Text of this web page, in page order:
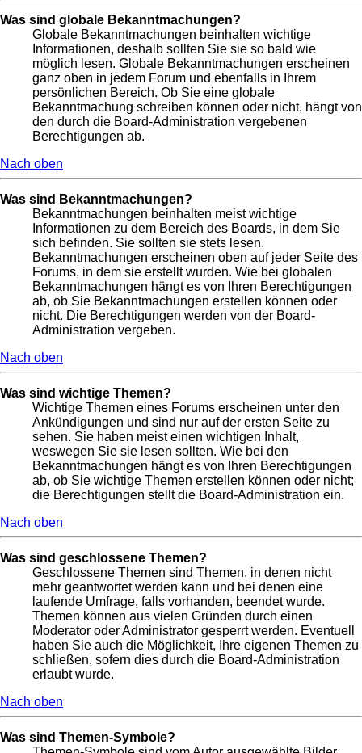
Was sind globale Bekanntmachungen?
Globale Bekanntmachungen beinhalten wichtige
Informationen, deshalb sollten Sie sie so bald wie
möglich lesen. Globale Bekanntmachungen erscheinen
ganz oben in jedem Forum und ebenfalls in Ihrem
persönlichen Bereich. Ob Sie eine globale
Bekanntmachung schreiben können oder nicht, hängt von
den durch die Board-Administration vergebenen
Berechtigungen ab.
Nach oben
Was sind Bekanntmachungen?
Bekanntmachungen beinhalten meist wichtige
Informationen zu dem Bereich des Boards, in dem Sie
sich befinden. Sie sollten sie stets lesen.
Bekanntmachungen erscheinen oben auf jeder Seite des
Forums, in dem sie erstellt wurden. Wie bei globalen
Bekanntmachungen hängt es von Ihren Berechtigungen
ab, ob Sie Bekanntmachungen erstellen können oder
nicht. Die Berechtigungen werden von der Board-
Administration vergeben.
Nach oben
Was sind wichtige Themen?
Wichtige Themen eines Forums erscheinen unter den
Ankündigungen und sind nur auf der ersten Seite zu
sehen. Sie haben meist einen wichtigen Inhalt,
weswegen Sie sie lesen sollten. Wie bei den
Bekanntmachungen hängt es von Ihren Berechtigungen
ab, ob Sie wichtige Themen erstellen können oder nicht;
die Berechtigungen stellt die Board-Administration ein.
Nach oben
Was sind geschlossene Themen?
Geschlossene Themen sind Themen, in denen nicht
mehr geantwortet werden kann und bei denen eine
laufende Umfrage, falls vorhanden, beendet wurde.
Themen können aus vielen Gründen durch einen
Moderator oder Administrator gesperrt werden. Eventuell
haben Sie auch die Möglichkeit, Ihre eigenen Themen zu
schließen, sofern dies durch die Board-Administration
erlaubt wurde.
Nach oben
Was sind Themen-Symbole?